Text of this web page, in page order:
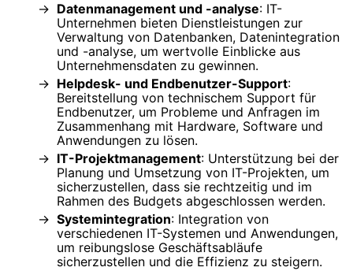
Datenmanagement und -analyse: IT-
Unternehmen bieten Dienstleistungen zur
Verwaltung von Datenbanken, Datenintegration
und -analyse, um wertvolle Einblicke aus
Unternehmensdaten zu gewinnen.
Helpdesk- und Endbenutzer-Support:
Bereitstellung von technischem Support für
Endbenutzer, um Probleme und Anfragen im
Zusammenhang mit Hardware, Software und
Anwendungen zu lösen.
IT-Projektmanagement: Unterstützung bei der
Planung und Umsetzung von IT-Projekten, um
sicherzustellen, dass sie rechtzeitig und im
Rahmen des Budgets abgeschlossen werden.
Systemintegration: Integration von
verschiedenen IT-Systemen und Anwendungen,
um reibungslose Geschäftsabläufe
sicherzustellen und die Effizienz zu steigern.